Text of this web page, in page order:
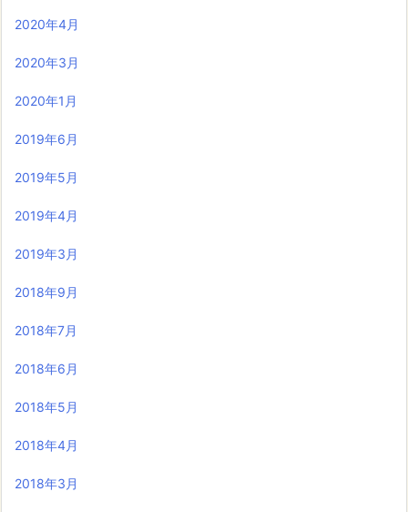
2020年4月
2020年3月
2020年1月
2019年6月
2019年5月
2019年4月
2019年3月
2018年9月
2018年7月
2018年6月
2018年5月
2018年4月
2018年3月